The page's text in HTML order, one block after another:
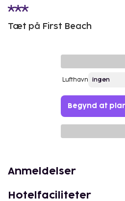
Tæt på First Beach
Lufthavn
Begynd at
Anmeldelser
Hotelfaciliteter